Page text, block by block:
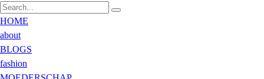
HOME
about
BLOGS
fashion